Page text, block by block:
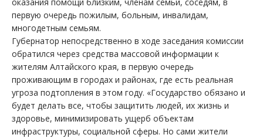
первую очередь пожилым, больным, инвалидам,
многодетным семьям.
Губернатор непосредственно в ходе заседания комиссии
обратился через средства массовой информации к
жителям Алтайского края, в первую очередь
проживающим в городах и районах, где есть реальная
угроза подтопления в этом году. «Государство обязано и
будет делать все, чтобы защитить людей, их жизнь и
здоровье, минимизировать ущерб объектам
инфраструктуры, социальной сферы. Но сами жители